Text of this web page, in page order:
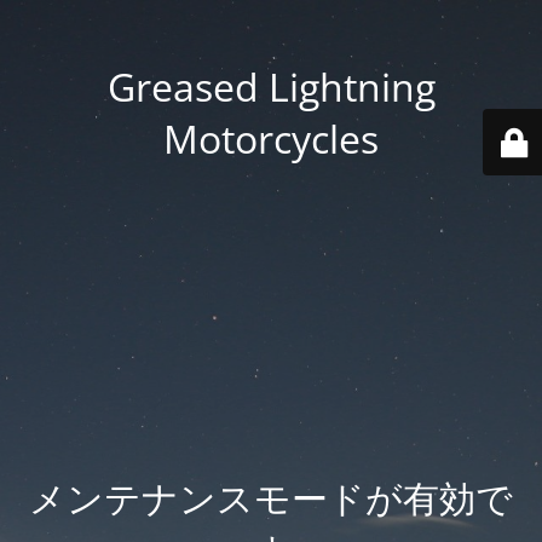
Greased Lightning
Motorcycles
メンテナンスモードが有効で